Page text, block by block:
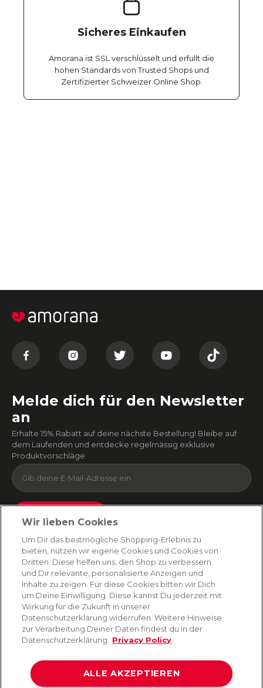
Sicheres Einkaufen
Amorana ist SSL verschlüsselt und erfüllt die
hohen Standards von Trusted Shops und
Zertifizierter Schweizer Online Shop.
Melde dich für den Newsletter
an
Erhalte 15% Rabatt auf deine nächste Bestellung! Bleibe auf
dem Laufenden und entdecke regelmässig exklusive
Produktvorschläge.
Absenden
Du kannst dich jederzeit von unserem Newsletter abmelden. Indem du fortfährst, stimmst
du unseren E-Mail-Bedingungenund Datenschutzbestimmungen zu
AMORANA
MARKEN
SERVICE
Wir lieben Cookies
Um Dir das bestmögliche Shopping-Erlebnis zu
bieten, nutzen wir eigene Cookies und Cookies von
Dritten. Diese helfen uns, den Shop zu verbessern
und Dir relevante, personalisierte Anzeigen und
Inhalte zu zeigen. Für diese Cookies bitten wir Dich
um Deine Einwilligung. Diese kannst Du jederzeit mit
Wirkung für die Zukunft in unserer
Datenschutzerklärung widerrufen. Weitere Hinweise
zur Verarbeitung Deiner Daten findest du in der
Datenschutzerklärung.
Privacy Policy
ALLE AKZEPTIEREN